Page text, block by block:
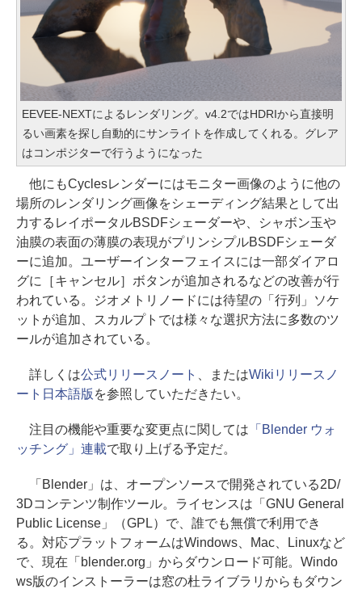
EEVEE-NEXTによるレンダリング。v4.2ではHDRIから直接明
るい画素を探し自動的にサンライトを作成してくれる。グレア
はコンポジターで行うようになった
他にもCyclesレンダーにはモニター画像のように他の
場所のレンダリング画像をシェーディング結果として出
力するレイポータルBSDFシェーダーや、シャボン玉や
油膜の表面の薄膜の表現がプリンシプルBSDFシェーダ
ーに追加。ユーザーインターフェイスには一部ダイアロ
グに［キャンセル］ボタンが追加されるなどの改善が行
われている。ジオメトリノードには待望の「行列」ソケ
ットが追加、スカルプトでは様々な選択方法に多数のツ
ールが追加されている。
詳しくは公式リリースノート 、またはWikiリリースノ
ート日本語版 を参照していただきたい。
注目の機能や重要な変更点に関しては 「Blender ウォ
ッチング」連載で取り上げる予定だ。
「Blender」は、オープンソースで開発されている2D/
3Dコンテンツ制作ツール。ライセンスは「GNU General
Public License」（GPL）で、誰でも無償で利用でき
る。対応プラットフォームはWindows、Mac、Linuxなど
で、現在「blender.org」からダウンロード可能。Windo
ws版のインストーラーは窓の杜ライブラリからもダウン